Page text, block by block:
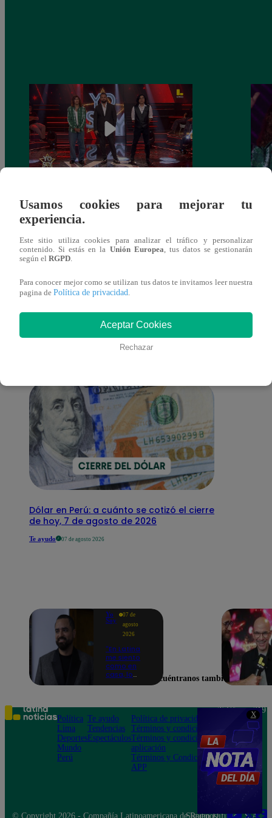
X
Yo Soy GRANDES BATALLAS: ¡El
Pájaro Gómez venció a Miguel Mateos y
mantuvo su silla de consagrado!
También te puede
interesar
Dólar en Perú: a cuánto se cotizó el cierre
de hoy, 7 de agosto de 2026
Te ayudo 07 de agosto 2026
Yo
Soy
07 de
agosto
2026
"En Latina
me siento
como en
casa, lo
emocionado
por estreno
de Yo Soy
2026
Usamos cookies para mejorar tu
experiencia.
Este sitio utiliza cookies para analizar el tráfico y personalizar
contenido. Si estás en la Unión Europea, tus datos se gestionarán
según el RGPD.
Para conocer mejor como se utilizan tus datos te invitamos leer nuestra
pagina de Política de privacidad.
Aceptar Cookies
Rechazar
Encuéntranos también en
Política
Lima
Deportes
Mundo
Perú
Te ayudo
Tendencias
Espectáculos
Política de privacidad
Términos y condiciones
Términos y condiciones
aplicación
Términos y Condiciones
APP
Teléfono: 219
Av. San
Felipe 968
Jesús María
© Copyright 2026 - Compañía Latinoamericana de Radio Difusión S.A.
Síguenos